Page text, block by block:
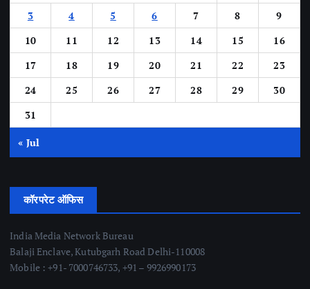
3
4 5 6 7 8
9
10
11 12 13 14 15
16
17
18 19 20 21 22
23
24
25 26 27 28 29
30
31
« Jul
कॉरपरेट ऑफिस
India Media Network Bureau
Balaji Enclave, Kutubgarh Road Delhi-110008
Mobile : +91- 7000746733, +91 – 9926990173